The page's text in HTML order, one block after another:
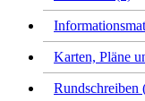
Karten, Pläne
Rundschreiben